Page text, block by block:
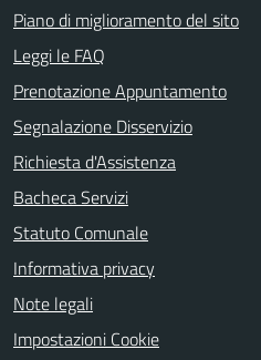
Piano di miglioramento del sito
Leggi le FAQ
Prenotazione Appuntamento
Segnalazione Disservizio
Richiesta d'Assistenza
Bacheca Servizi
Statuto Comunale
Informativa privacy
Note legali
Impostazioni Cookie